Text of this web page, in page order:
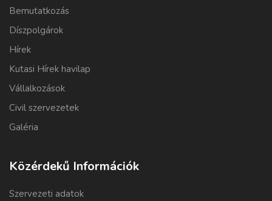
Bemutatkozás
Díszpolgárok
Hírek
Kutasi Hírek havilap
Vállalkozások
Civil szervezetek
Galéria
Közérdekű Információk
Szervezeti adatok